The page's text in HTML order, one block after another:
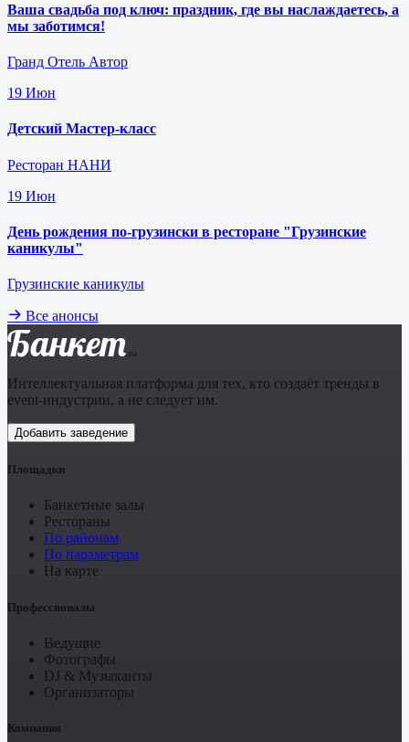
Ваша свадьба под ключ: праздник, где вы наслаждаетесь, а
мы заботимся!
Гранд Отель Автор
19 Июн
Детский Мастер-класс
Ресторан НАНИ
19 Июн
День рождения по-грузински в ресторане "Грузинские
каникулы"
Грузинские каникулы
Все анонсы
Банкет .ru
Интеллектуальная платформа для тех, кто создаёт тренды в
event-индустрии, а не следует им.
Добавить заведение
Площадки
Банкетные залы
Рестораны
По районам
По параметрам
На карте
Профессионалы
Ведущие
Фотографы
DJ & Музыканты
Организаторы
Компания